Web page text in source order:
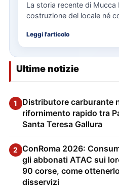
La storia recente di Mucca
costruzione del locale né
Leggi l'articolo
Ultime notizie
1
Distributore carburante
rifornimento rapido tra
Santa Teresa Gallura
2 ConRoma 2026:
gli abbonati ATAC sui
90 corse, come
disservizi